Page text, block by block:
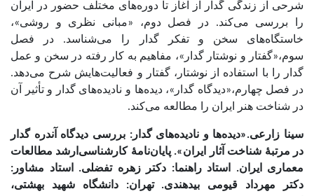
شرحی از زندگی گدار از آغاز تا دوره‌های مختلف حضور در ایران
را بررسی می‌کند. در فصل دوم، «مبانی نظری و روشی»،
خاستگاه‌های سخن و تفکر گدار را می‌شناسد. در فصل
سوم،«گفتار و نوشتار گدار»، مفاهیم به کار رفته در سخن و عمل
گدار را با استفاده از نوشتار، گفتار و فعالیت‌هایش شرح می‌دهد.
در فصل چهارم،«دیدگاه گدار»، دیده‌ها و نادیده‌های گدار و تأثیر آن
در شناخت هنر ایران را مطالعه می‌کند.
سینا زارعی.«دیده‌ها و نادیده‌های گدار: بررسی دیدگاه آندره گدار
در مرتبۀ شناخت آثار ایران». پایان‌نامۀ کارشناسی‌ارشد مطالعات
معماری ایران. استاد راهنما: دکتر زهره تفضلی. استاد مشاور:
دکتر مهرداد قیومی بیدهندی. تهران: دانشگاه شهید بهشتی،